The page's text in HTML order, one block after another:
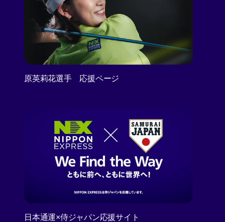
原英莉花選手 応援ページ
日本通運×侍ジャパン応援サイト